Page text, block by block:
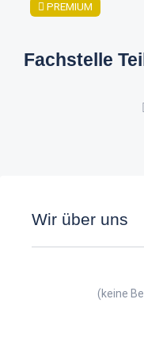
PREMIUM
Fachstelle
Wir über uns
(keine